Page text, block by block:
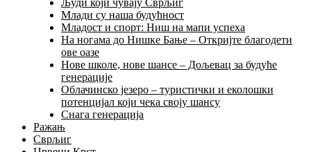
Млади су наша будућност
Младост и спорт: Ниш на мапи успеха
На ногама до Нишке Бање – Откријте благодети
ове оазе
Нове школе, нове шансе – Дољевац за будуће
генерације
Облачинско језеро – туристички и еколошки
потенцијал који чека своју шансу
Снага генерација
Ражањ
Сврљиг